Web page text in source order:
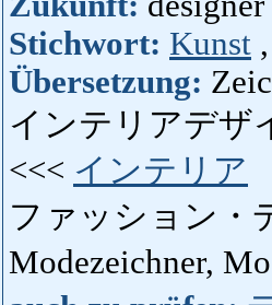
Stichwort: Kunst
Übersetzung:
インテリアデザ
<<< インテリア
ファッション・
Modezeichner,